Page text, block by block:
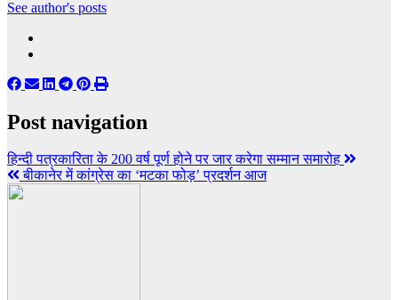
See author's posts
Post navigation
हिन्दी पत्रकारिता के 200 वर्ष पूर्ण होने पर जार करेगा सम्मान समारोह
बीकानेर में कांग्रेस का ‘मटका फोड़’ प्रदर्शन आज